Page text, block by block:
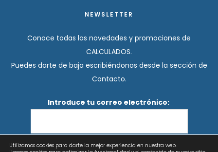
NEWSLETTER
Conoce todas las novedades y promociones de
CALCULADOS.
Puedes darte de baja escribiéndonos desde la sección de
Contacto.
Introduce tu correo electrónico:
He leído y acepto los términos y condiciones
Utilizamos cookies para darte la mejor experiencia en nuestra web.